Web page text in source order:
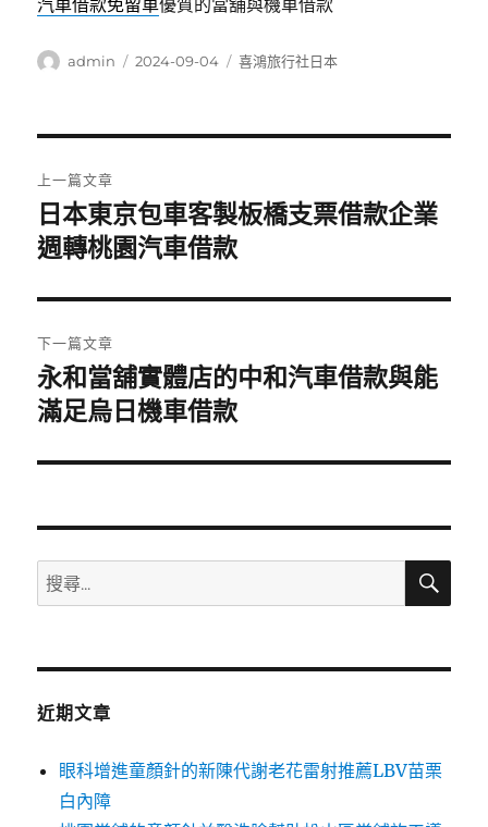
汽車借款免留車優質的當舖與機車借款
作
admin
發
2024-09-04
分
喜鴻旅行社日本
章
導
覽
上一篇文章
上
一
文
章:
日本東京包車客製板橋支票借款企業
週轉桃園汽車借款
下一篇文章
下
一
文
永和當舖實體店的中和汽車借款與能
滿足烏日機車借款
搜
尋
鍵
搜
近期文章
眼科增進童顏針的新陳代謝老花雷射推薦LBV苗栗
白內障